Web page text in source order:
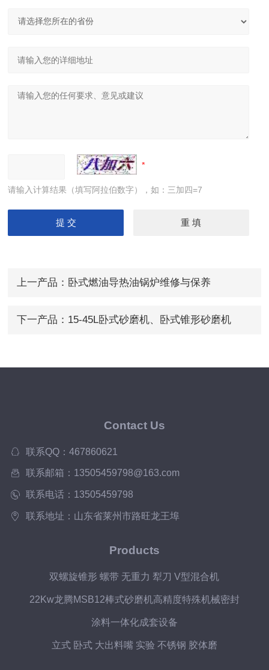
请输入计算结果（填写阿拉伯数字），如：三加四=7
上一产品： 卧式燃油导热油锅炉维修与保养
下一产品： 15-45L卧式砂磨机、卧式锥形砂磨机
Contact Us
联系QQ：467860621
联系邮箱：13505459798@163.com
联系电话：13505459798
联系地址：山东省莱州市路旺龙王埠
Products
双螺旋锥形 螺带 无重力 犁刀 V型混合机
22Kw龙腾MSB12棒式砂磨机高精度特殊机械密封
涂料一体化成套设备
立式 卧式 大出料嘴 实验 不锈钢 胶体磨